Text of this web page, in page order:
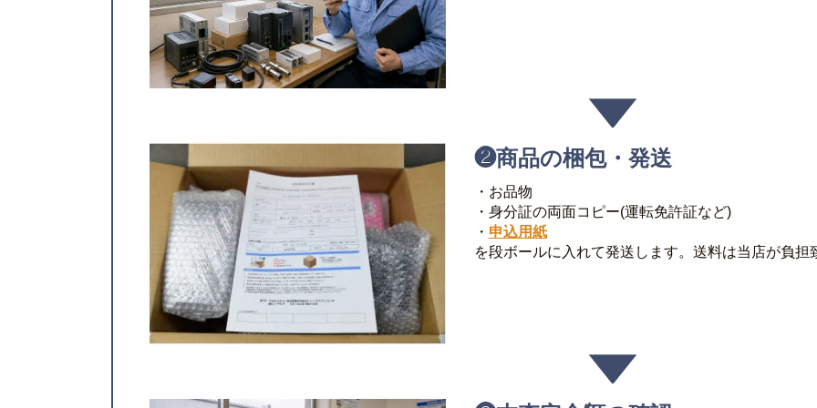
❷商品の梱包・発送
・お品物
・身分証の両面コピー(運転免許証など)
・ 申込用紙
を段ボールに入れて発送します。送料は当店が負担